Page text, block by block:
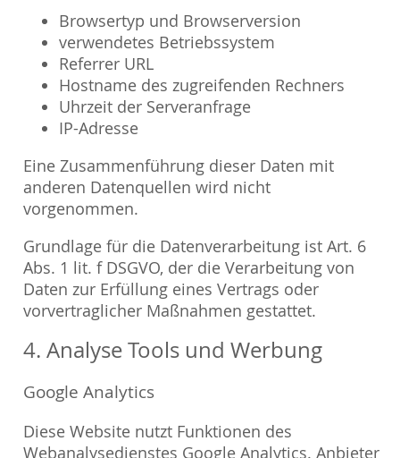
Browsertyp und Browserversion
verwendetes Betriebssystem
Referrer URL
Hostname des zugreifenden Rechners
Uhrzeit der Serveranfrage
IP-Adresse
Eine Zusammenführung dieser Daten mit
anderen Datenquellen wird nicht
vorgenommen.
Grundlage für die Datenverarbeitung ist Art. 6
Abs. 1 lit. f DSGVO, der die Verarbeitung von
Daten zur Erfüllung eines Vertrags oder
vorvertraglicher Maßnahmen gestattet.
4. Analyse Tools und Werbung
Google Analytics
Diese Website nutzt Funktionen des
Webanalysedienstes Google Analytics. Anbieter